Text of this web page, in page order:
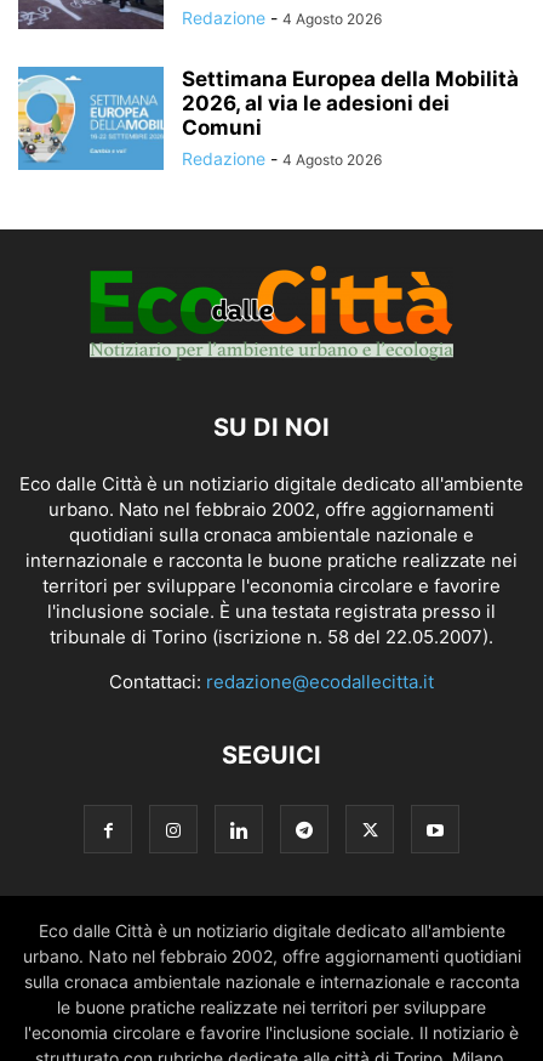
Redazione - 4 Agosto 2026
Settimana Europea della Mobilità
2026, al via le adesioni dei
Comuni
Redazione - 4 Agosto 2026
SU DI NOI
Eco dalle Città è un notiziario digitale dedicato all'ambiente
urbano. Nato nel febbraio 2002, offre aggiornamenti
quotidiani sulla cronaca ambientale nazionale e
internazionale e racconta le buone pratiche realizzate nei
territori per sviluppare l'economia circolare e favorire
l'inclusione sociale. È una testata registrata presso il
tribunale di Torino (iscrizione n. 58 del 22.05.2007).
Contattaci: redazione@ecodallecitta.it
SEGUICI
Eco dalle Città è un notiziario digitale dedicato all'ambiente
urbano. Nato nel febbraio 2002, offre aggiornamenti quotidiani
sulla cronaca ambientale nazionale e internazionale e racconta
le buone pratiche realizzate nei territori per sviluppare
l'economia circolare e favorire l'inclusione sociale. Il notiziario è